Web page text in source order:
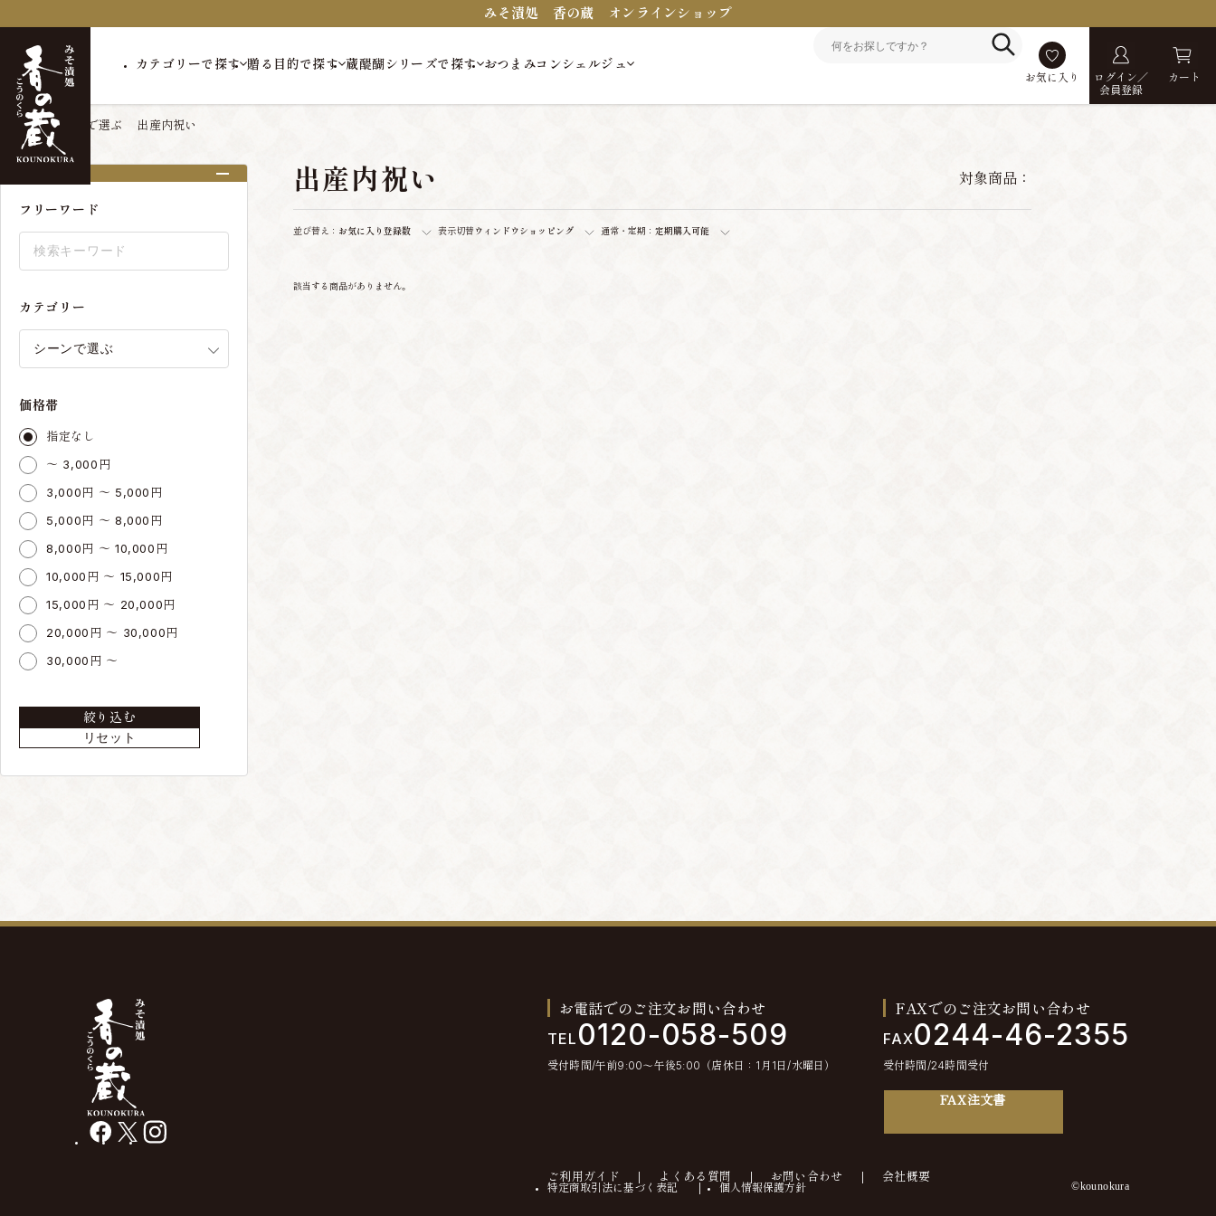
みそ漬処 香の蔵 オンラインショップ
カテゴリーで探す 贈る目的で探す 蔵醍醐シリーズで探す おつまみコンシェルジュ
お気に入り
ログイン／
会員登録
カート
トップ シーンで選ぶ 出産内祝い
フリーワード
カテゴリー
価格帯
指定なし
～ 3,000円
3,000円 ～ 5,000円
5,000円 ～ 8,000円
8,000円 ～ 10,000円
10,000円 ～ 15,000円
15,000円 ～ 20,000円
20,000円 ～ 30,000円
30,000円 ～
絞り込む
リセット
出産内祝い 対象商品：
並び替え： お気に入り登録数 表示切替 ウィンドウショッピング 通常・定期： 定期購入可能
該当する商品がありません。
facebook
X instagram
お電話でのご注文お問い合わせ
TEL 0120-058-509
受付時間/午前9:00〜午後5:00（店休日：1月1日/水曜日）
FAXでのご注文お問い合わせ
FAX0244-46-2355
受付時間/24時間受付
FAX注文書
ご利用ガイド よくある質問 お問い合わせ 会社概要
特定商取引法に基づく表記 個人情報保護方針 ©kounokura